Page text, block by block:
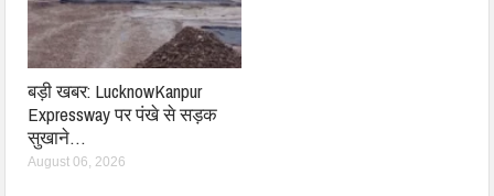
बड़ी खबर: LucknowKanpur
Expressway पर पंखे से सड़क
सुखाने…
August 06, 2026